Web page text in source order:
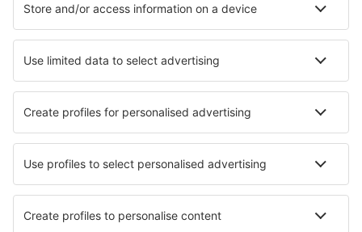
Die besten Unterkünfte - Städte
Unterkunft in Miguel Esteban Unterkunft in Sutton
Unterkunft in Krasnaya Glinka Unterkunft in Alièze
Unterkunft in Font Romeu Odeillo Via Unterkunft in Apopka